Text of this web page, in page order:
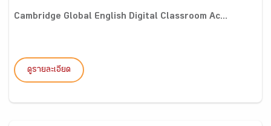
Cambridge Global English Digital Classroom Ac...
ดูรายละเอียด